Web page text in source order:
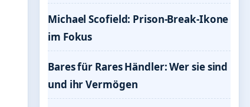
Michael Scofield: Prison-Break-Ikone
im Fokus
Bares für Rares Händler: Wer sie sind
und ihr Vermögen